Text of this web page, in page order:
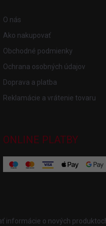
O nás
Ako nakupovať
Obchodné podmienky
Ochrana osobných údajov
Doprava a platba
Reklamácie a vrátenie tovaru
ONLINE PLATBY
informácie o nových